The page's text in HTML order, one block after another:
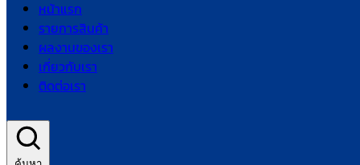
หน้าแรก
รายการสินค้า
ผลงานของเรา
เกี่ยวกับเรา
ติดต่อเรา